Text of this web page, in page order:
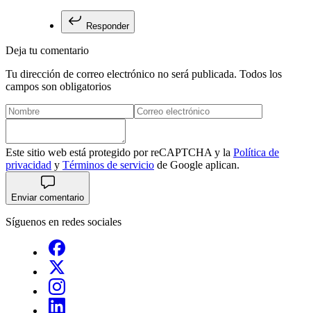
Responder
Deja tu comentario
Tu dirección de correo electrónico no será publicada. Todos los
campos son obligatorios
Este sitio web está protegido por reCAPTCHA y la Política de
privacidad y Términos de servicio de Google aplican.
Enviar comentario
Síguenos en redes sociales